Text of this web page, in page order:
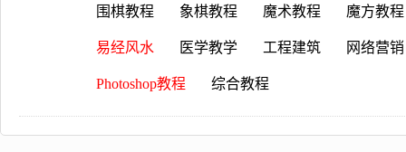
围棋教程 象棋教程 魔术教程 魔方教程
易经风水 医学教学 工程建筑 网络营销
Photoshop教程 综合教程